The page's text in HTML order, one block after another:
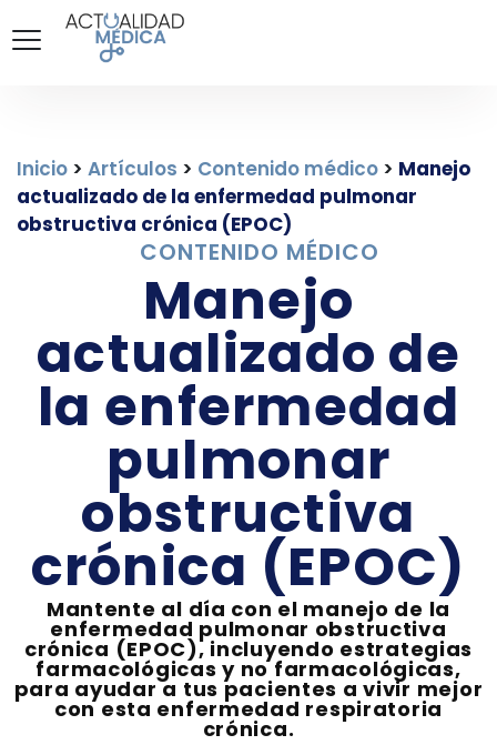
Inicio > Artículos > Contenido médico > Manejo
actualizado de la enfermedad pulmonar
obstructiva crónica (EPOC)
CONTENIDO MÉDICO
Manejo
actualizado de
la enfermedad
pulmonar
obstructiva
crónica (EPOC)
Mantente al día con el manejo de la
enfermedad pulmonar obstructiva
crónica (EPOC), incluyendo estrategias
farmacológicas y no farmacológicas,
para ayudar a tus pacientes a vivir mejor
con esta enfermedad respiratoria
crónica.